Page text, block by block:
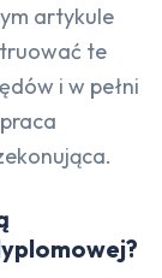
artykule
te
i w pełni